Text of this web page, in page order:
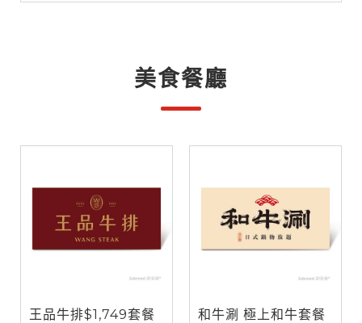
美食餐廳
王品牛排$1,749套餐
和牛涮 極上和牛套餐